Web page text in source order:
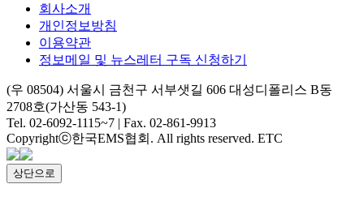
회사소개
개인정보방침
이용약관
정보메일 및 뉴스레터 구독 신청하기
(우 08504) 서울시 금천구 서부샛길 606 대성디폴리스 B동
2708호(가산동 543-1)
Tel. 02-6092-1115~7 | Fax. 02-861-9913
Copyrightⓒ한국EMS협회. All rights reserved. ETC
상단으로